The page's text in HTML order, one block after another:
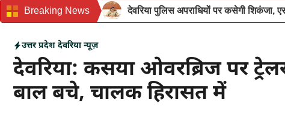
Breaking News देवरिया पुलिस अपराधियों पर कसेगी शिकंजा,
उत्तर प्रदेश देवरिया न्यूज़
देवरिया: कसया ओवरब्रिज पर
बाल बचे, चालक हिरासत में